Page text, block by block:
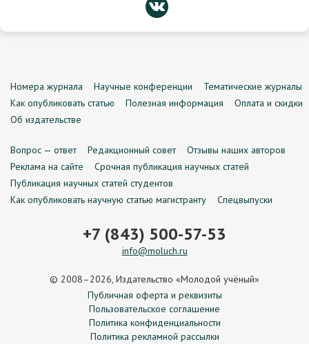
Номера журнала Научные конференции
Тематические журналы
Как опубликовать статью
Полезная информация
Оплата и скидки
Об издательстве
Вопрос — ответ Редакционный совет
Отзывы наших авторов
Реклама на сайте
Срочная публикация научных статей
Публикация научных статей студентов
Как опубликовать научную статью магистранту
Спецвыпуски
+7 (843) 500-57-53
info@moluch.ru
© 2008–2026, Издательство «Молодой учёный»
Публичная оферта и реквизиты
Пользовательское соглашение
Политика конфиденциальности
Политика рекламной рассылки